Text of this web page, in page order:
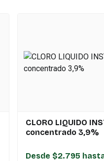
CLORO LIQUIDO
concentrado 3,9%
Desde $2.795